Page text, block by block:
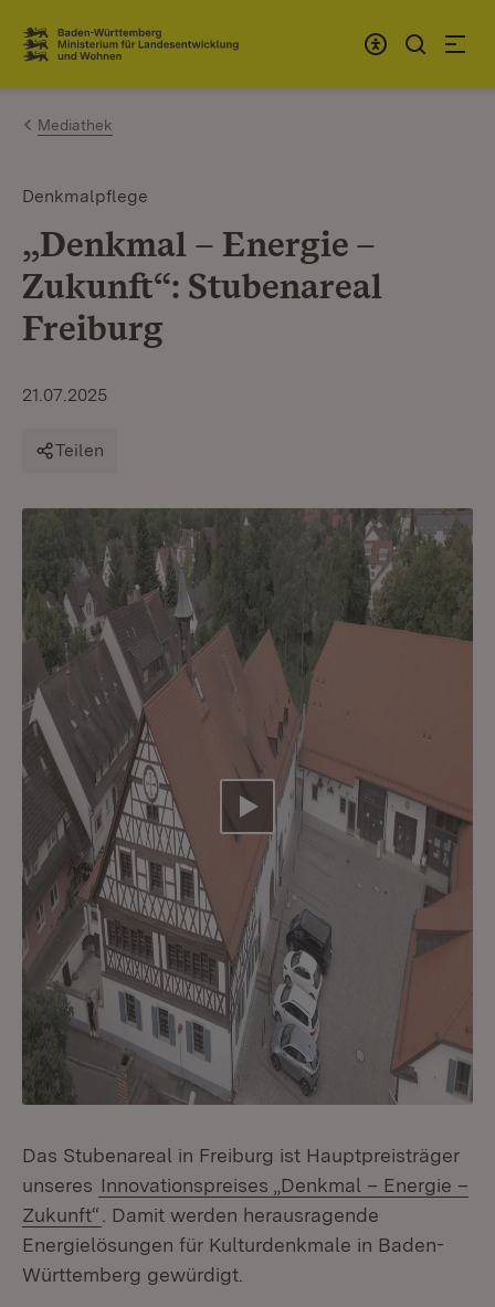
Zum Inhalt springen
Link zur Startseite
Mediathek
Denkmalpflege
„Denkmal – Energie –
Zukunft“: Stubenareal
Freiburg
21.07.2025
Teilen
Video abspielen
Das Stubenareal in Freiburg ist Hauptpreisträger
unseres Innovationspreises „Denkmal – Energie –
Zukunft“ . Damit werden herausragende
Energielösungen für Kulturdenkmale in Baden-
Württemberg gewürdigt.